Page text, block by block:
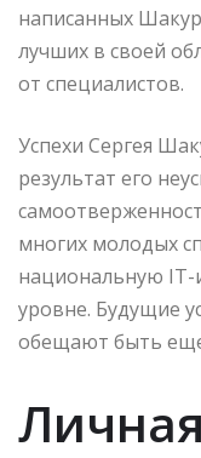
написанных
лучших в своей
от специалистов.
Успехи Сергея
результат его
многих молодых
национальную
уровне. Будущие
обещают быть